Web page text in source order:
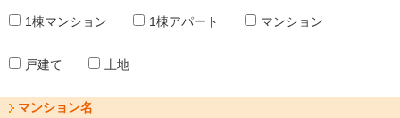
1棟マンション 1棟アパート マンション
戸建て 土地
マンション名